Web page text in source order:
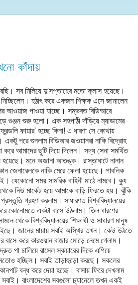
কাঁদায়
সব মিলিয়ে দু'সপ্তাহের মতো ক্লাস হয়েছে।
নিচ্ছিলেন। হঠাৎ করে একজন শিক্ষক এসে জানালেন
আওয়াজ পাওয়া যাচ্ছে। সম্ভবত বিডিআরে
গুঞ্জন শুরু হলো। এক সহপাঠী দাঁড়িয়ে ম্যাডামের
ফায়ার' হচ্ছে কিনা! এ ধারণা সে কোথায়
পরে শুনলাম বিডিআর জওয়ানরা নাকি বিদ্রোহ
আমাদের ছুটি দিয়ে দিলেন। সদ্য সেনা সমর্থিত
হয়েছে। মনে অজানা আতঙ্ক। রাস্তাঘাটে নানান
জেনারেলকে নাকি মেরে ফেলা হয়েছে। পাবলিক
যেকোনো সময় সামরিক বাহিনী মাঠে নামবে। ক্যু
নিউ মার্কেট হয়ে আমাকে বাড়ি ফিরতে হয়। ঝুঁকি
প্রস্তুতি গ্রহণ করলাম। সাধারণত বিশ্ববিদ্যালয়ের
কোনোমতে একটা বাসে উঠলাম। তিল ধারণের
থেকে বিশ্ববিদ্যালয়ের শিক্ষার্থী ও সাধারণ মানুষ
জানের মায়ায় সবাই অস্থির তখন। কেউ উঠতে
করে কারওয়ান বাজার মোড়ে নেমে গেলাম।
পা চালিয়ে রাসেল স্কয়ারের দিকে এগিয়ে
হচ্ছিল। সবাই তাড়াহুড়ো করছে। সকলের
বন্ধ করে দেয়া হচ্ছে। বাসায় ফিরে দেখলাম
সবাই। বাংলাদেশের সবগুলো চ্যানেলে তখন একই